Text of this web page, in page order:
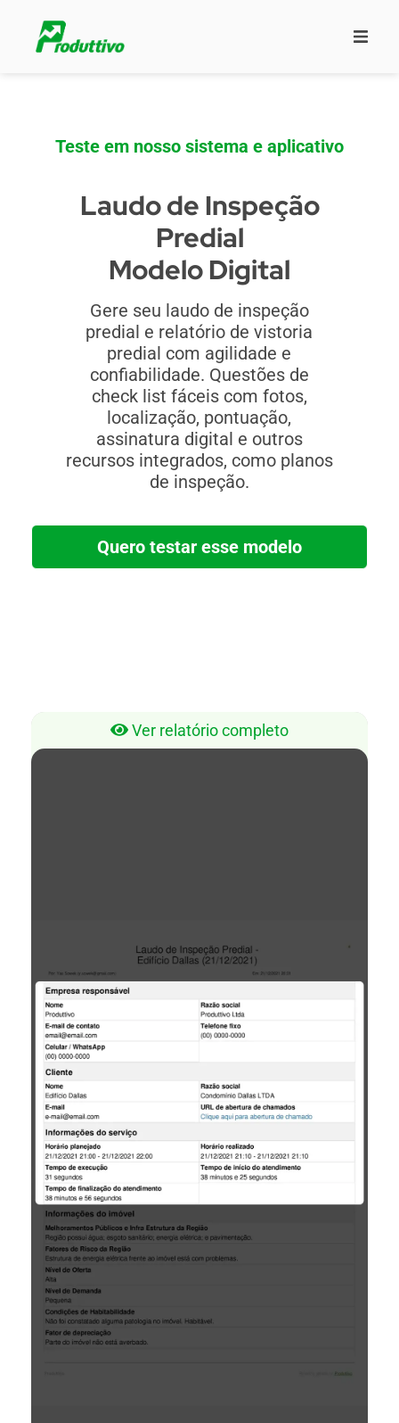
Teste em nosso sistema e aplicativo
Laudo de Inspeção
Predial
Modelo Digital
Gere seu laudo de inspeção
predial e relatório de vistoria
predial com agilidade e
confiabilidade. Questões de
check list fáceis com fotos,
localização, pontuação,
assinatura digital e outros
recursos integrados, como planos
de inspeção.
Quero testar esse modelo
Ver relatório completo